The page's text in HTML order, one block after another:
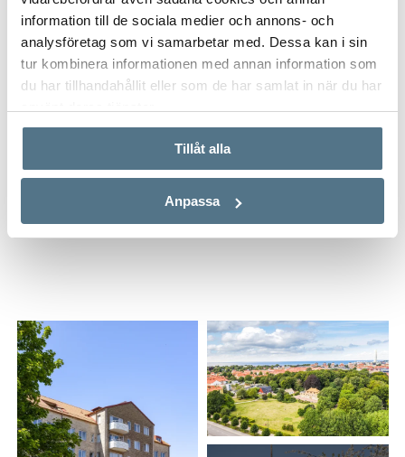
information till de sociala medier och annons- och
analysföretag som vi samarbetar med. Dessa kan i sin
tur kombinera informationen med annan information som
du har tillhandahållit eller som de har samlat in när du har
Tillåt alla
Anpassa
Postnummer*
Ange ditt postnummer (5 siffror utan mellanslag)